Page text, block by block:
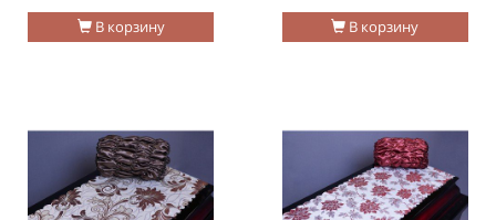
В корзину В корзину